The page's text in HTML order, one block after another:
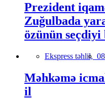
Prezident
Zuğulbada
özünün
Ekspress təhlil,
Məhkəmə
il